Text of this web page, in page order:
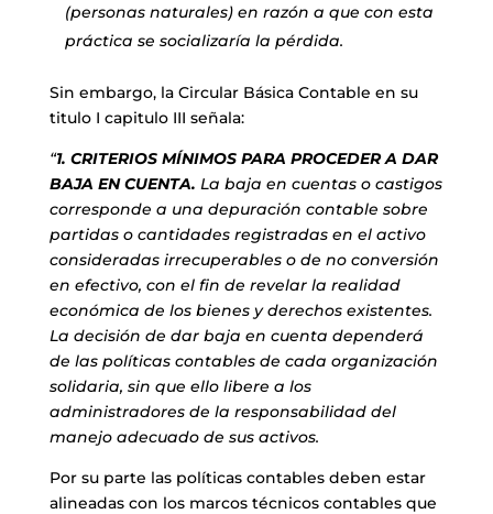
(personas naturales) en razón a que con esta
práctica se socializaría la pérdida.
Sin embargo, la Circular Básica Contable en su
titulo I capitulo III señala:
“1. CRITERIOS MÍNIMOS PARA PROCEDER A DAR
BAJA EN CUENTA. La baja en cuentas o castigos
corresponde a una depuración contable sobre
partidas o cantidades registradas en el activo
consideradas irrecuperables o de no conversión
en efectivo, con el fin de revelar la realidad
económica de los bienes y derechos existentes.
La decisión de dar baja en cuenta dependerá
de las políticas contables de cada organización
solidaria, sin que ello libere a los
administradores de la responsabilidad del
manejo adecuado de sus activos.
Por su parte las políticas contables deben estar
alineadas con los marcos técnicos contables que